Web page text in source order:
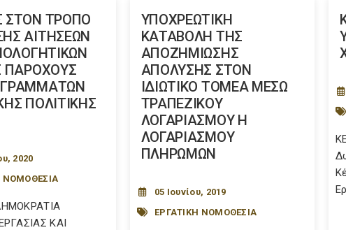
ΣΤΟΝ ΤΡΟΠΟ
ΑΙΤΗΣΕΩΝ
ΠΑΡΟΧΟΥΣ
ΠΟΛΙΤΙΚΗΣ
2020
ΝΟΜΟΘΕΣΙΑ
ΚΑΙ
YΠΟΧΡΕΩΤΙΚΗ
ΚΑΤΑΒΟΛΗ ΤΗΣ
ΑΠΟΖΗΜΙΩΣΗΣ
ΑΠΟΛΥΣΗΣ ΣΤΟΝ
ΙΔΙΩΤΙΚΟ ΤΟΜΕΑ ΜΕΣΩ
ΤΡΑΠΕΖΙΚΟΥ
ΛΟΓΑΡΙΑΣΜΟΥ Η
ΛΟΓΑΡΙΑΣΜΟΥ
ΠΛΗΡΩΜΩΝ
05 Ιουνίου, 2019
ΕΡΓΑΤΙΚΗ ΝΟΜΟΘΕΣΙΑ